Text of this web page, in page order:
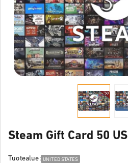
Steam Gift Card 50
Tuotealue: UNITED STATES